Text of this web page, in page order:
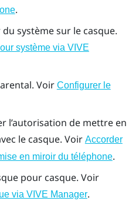
.
système sur le casque.
système via VIVE
Voir Configurer le
l’autorisation de mettre en
le casque. Voir Accorder
en miroir du téléphone.
pour casque. Voir
via VIVE Manager.